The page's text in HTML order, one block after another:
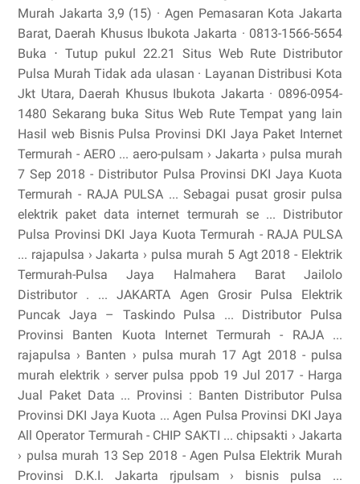
Murah Jakarta 3,9 (15) · Agen Pemasaran Kota Jakarta
Barat, Daerah Khusus Ibukota Jakarta · 0813-1566-5654
Buka ⋅ Tutup pukul 22.21 Situs Web Rute Distributor
Pulsa Murah Tidak ada ulasan · Layanan Distribusi Kota
Jkt Utara, Daerah Khusus Ibukota Jakarta · 0896-0954-
1480 Sekarang buka Situs Web Rute Tempat yang lain
Hasil web Bisnis Pulsa Provinsi DKI Jaya Paket Internet
Termurah - AERO ... aero-pulsam › Jakarta › pulsa murah
7 Sep 2018 - Distributor Pulsa Provinsi DKI Jaya Kuota
Termurah - RAJA PULSA ... Sebagai pusat grosir pulsa
elektrik paket data internet termurah se ... Distributor
Pulsa Provinsi DKI Jaya Kuota Termurah - RAJA PULSA
... rajapulsa › Jakarta › pulsa murah 5 Agt 2018 - Elektrik
Termurah-Pulsa Jaya Halmahera Barat Jailolo
Distributor . ... JAKARTA Agen Grosir Pulsa Elektrik
Puncak Jaya – Taskindo Pulsa ... Distributor Pulsa
Provinsi Banten Kuota Internet Termurah - RAJA ...
rajapulsa › Banten › pulsa murah 17 Agt 2018 - pulsa
murah elektrik › server pulsa ppob 19 Jul 2017 - Harga
Jual Paket Data ... Provinsi : Banten Distributor Pulsa
Provinsi DKI Jaya Kuota ... Agen Pulsa Provinsi DKI Jaya
All Operator Termurah - CHIP SAKTI ... chipsakti › Jakarta
› pulsa murah 13 Sep 2018 - Agen Pulsa Elektrik Murah
Provinsi D.K.I. Jakarta rjpulsam › bisnis pulsa ...